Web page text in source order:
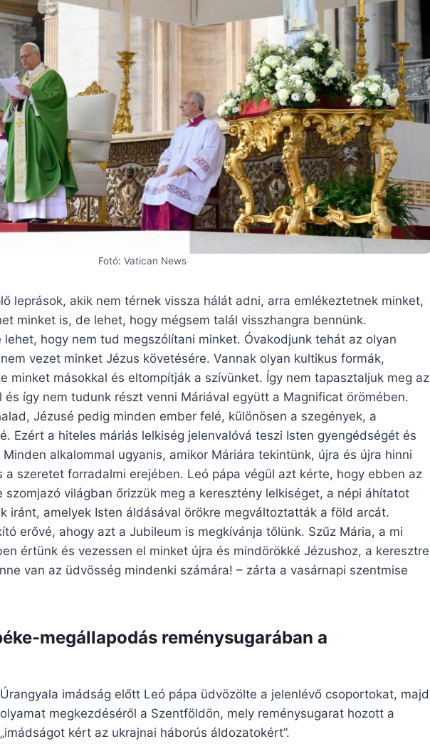
Fotó: Vatican News
leprások, akik nem térnek vissza hálát adni, arra emlékeztetnek minket,
minket is, de lehet, hogy mégsem talál visszhangra bennünk.
hogy nem tud megszólítani minket. Óvakodjunk tehát az olyan
vezet minket Jézus követésére. Vannak olyan kultikus formák,
minket másokkal és eltompítják a szívünket. Így nem tapasztaljuk meg az
és így nem tudunk részt venni Máriával együtt a Magnificat örömében.
Jézusé pedig minden ember felé, különösen a szegények, a
Ezért a hiteles máriás lelkiség jelenvalóvá teszi Isten gyengédségét és
alkalommal ugyanis, amikor Máriára tekintünk, újra és újra hinni
a szeretet forradalmi erejében. Leó pápa végül azt kérte, hogy ebben az
szomjazó világban őrizzük meg a keresztény lelkiséget, a népi áhítatot
iránt, amelyek Isten áldásával örökre megváltoztatták a föld arcát.
erővé, ahogy azt a Jubileum is megkívánja tőlünk. Szűz Mária, a mi
értünk és vezessen el minket újra és mindörökké Jézushoz, a keresztre
van az üdvösség mindenki számára! – zárta a vasárnapi szentmise
megállapodás reménysugarában a
imádság előtt Leó pápa üdvözölte a jelenlévő csoportokat, majd
megkezdéséről a Szentföldön, mely reménysugarat hozott a
kért az ukrajnai háborús áldozatokért”.